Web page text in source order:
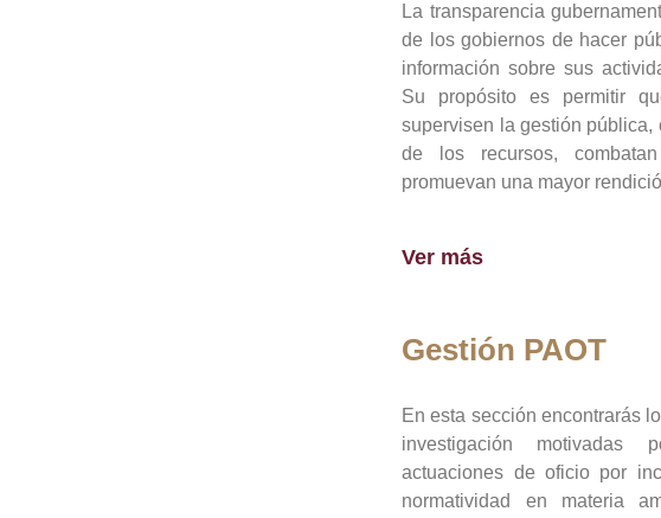
La transparencia
de los gobiernos de hacer
información sobre sus
Su propósito es permitir
supervisen la gestión pública,
de los recursos,
promuevan una mayor
Ver más
Gestión PAOT
En esta sección encontrarás
investigación motivadas
actuaciones de oficio por
normatividad en materia